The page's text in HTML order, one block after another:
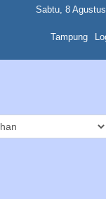
Sabtu, 8
Tampung